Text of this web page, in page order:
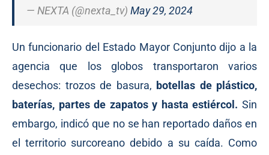
— NEXTA (@nexta_tv) May 29, 2024
Un funcionario del Estado Mayor Conjunto dijo a la
agencia que los globos transportaron varios
desechos: trozos de basura, botellas de plástico,
baterías, partes de zapatos y hasta estiércol. Sin
embargo, indicó que no se han reportado daños en
el territorio surcoreano debido a su caída. Como